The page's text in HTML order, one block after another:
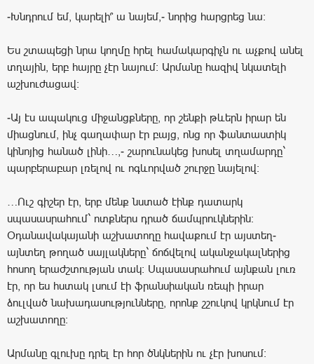
-Խնդրում եմ, կարելի՞ ա նայեմ,- նորից հարցրեց նա:
Ես շտապեցի նրա կողմը հրել համակարգիչն ու աչքով անել
տղային, երբ հայրը չէր նայում: Արմանը հազիվ նկատելի
աշխուժացավ:
-Այ էս ապակուց միջանցքները, որ շենքի թևերն իրար են
միացնում, ինչ գաղափար էր բայց, ոնց որ ֆանտաստիկ
կինոյից հանած լինի…,- շարունակեց խոսել տղամարդը`
պարբերաբար լռելով ու ոգևորված շուրջը նայելով:
…Ուշ գիշեր էր, երբ մենք նստած էինք դատարկ
սպասասրահում` ոտքներս դրած ճամպրուկներին:
Օդանավակայանի աշխատողը հավաքում էր այստեղ-
այնտեղ թողած սայլակները` ճոճվելով ականջակալներից
հոսող երաժշտության տակ: Սպասասրահում այնքան լուռ
էր, որ ես հստակ լսում էի ֆրանսիական ռեպի իրար
ձուլված նախադասությունները, որոնք շշուկով կրկնում էր
աշխատողը:
Արմանը գլուխը դրել էր հոր ծնկներին ու չէր խոսում: